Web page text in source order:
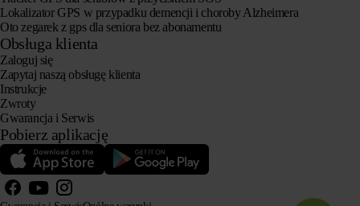
Lokalizator GPS w przypadku demencji i choroby Alzheimera
Oto zegarek z gps dla seniora bez abonamentu
Obsługa klienta
Zaloguj się
Zapytaj naszą obsługę klienta
Instrukcje
Zwroty
Gwarancja i Serwis
Pobierz aplikację